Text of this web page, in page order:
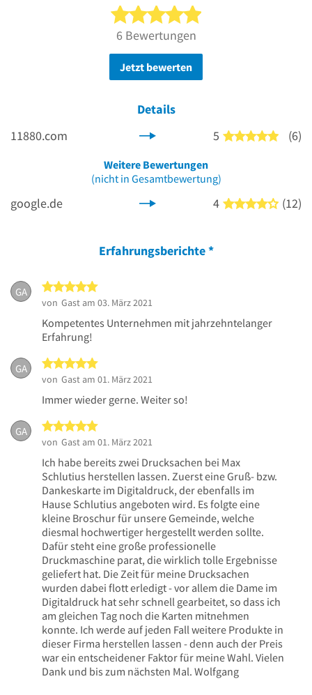
5 von 5 Sternen
6 Bewertungen
Jetzt bewerten
Details
11880.com
5 5 von
(6)
Weitere Bewertungen
(nicht in Gesamtbewertung)
google.de 4 4 von
(12)
Erfahrungsberichte*
GA
von Gast am 03. März 2021
Kompetentes Unternehmen mit jahrzehntelanger
Erfahrung!
GA
von Gast am 01. März 2021
Immer wieder gerne. Weiter so!
GA
von Gast am 01. März 2021
Ich habe bereits zwei Drucksachen bei Max
Schlutius herstellen lassen. Zuerst eine Gruß- bzw.
Dankeskarte im Digitaldruck, der ebenfalls im
Hause Schlutius angeboten wird. Es folgte eine
kleine Broschur für unsere Gemeinde, welche
diesmal hochwertiger hergestellt werden sollte.
Dafür steht eine große professionelle
Druckmaschine parat, die wirklich tolle Ergebnisse
geliefert hat. Die Zeit für meine Drucksachen
wurden dabei flott erledigt - vor allem die Dame im
Digitaldruck hat sehr schnell gearbeitet, so dass ich
am gleichen Tag noch die Karten mitnehmen
konnte. Ich werde auf jeden Fall weitere Produkte in
dieser Firma herstellen lassen - denn auch der Preis
war ein entscheidener Faktor für meine Wahl. Vielen
Dank und bis zum nächsten Mal. Wolfgang